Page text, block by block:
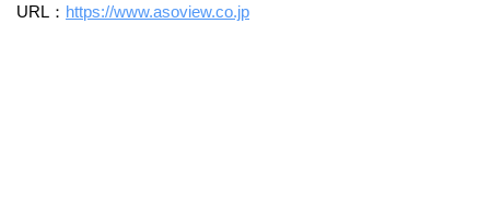
URL： https://www.asoview.co.jp